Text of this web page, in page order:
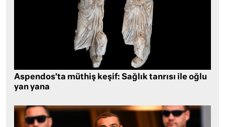
Aspendos’ta müthiş keşif: Sağlık tanrısı ile oğlu
yan yana